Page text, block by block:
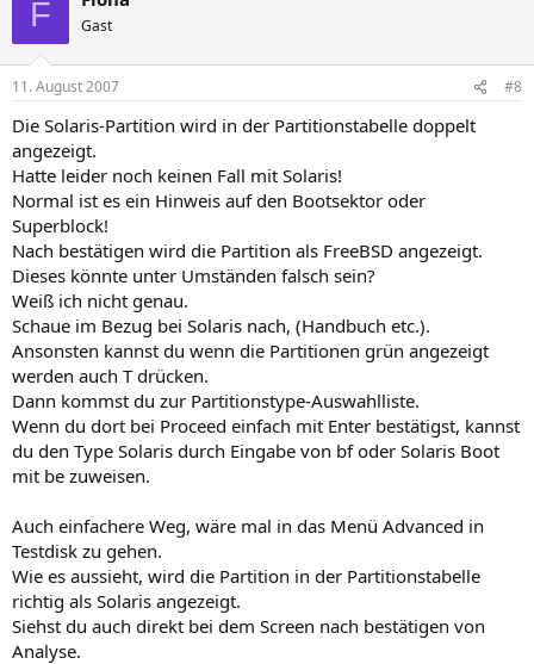
F Gast
11. August 2007 #8
Die Solaris-Partition wird in der Partitionstabelle doppelt
angezeigt.
Hatte leider noch keinen Fall mit Solaris!
Normal ist es ein Hinweis auf den Bootsektor oder
Superblock!
Nach bestätigen wird die Partition als FreeBSD angezeigt.
Dieses könnte unter Umständen falsch sein?
Weiß ich nicht genau.
Schaue im Bezug bei Solaris nach, (Handbuch etc.).
Ansonsten kannst du wenn die Partitionen grün angezeigt
werden auch T drücken.
Dann kommst du zur Partitionstype-Auswahlliste.
Wenn du dort bei Proceed einfach mit Enter bestätigst, kannst
du den Type Solaris durch Eingabe von bf oder Solaris Boot
mit be zuweisen.
Auch einfachere Weg, wäre mal in das Menü Advanced in
Testdisk zu gehen.
Wie es aussieht, wird die Partition in der Partitionstabelle
richtig als Solaris angezeigt.
Siehst du auch direkt bei dem Screen nach bestätigen von
Analyse.